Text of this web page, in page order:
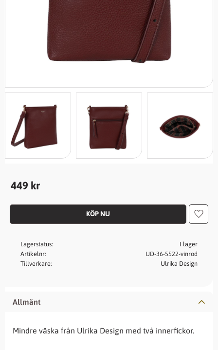
449 kr
Lägg
Lagerstatus
I lager
Artikelnr
UD-36-5522-vinrod
Tillverkare
Ulrika Design
Allmänt
Mindre väska från Ulrika Design med två innerfickor.